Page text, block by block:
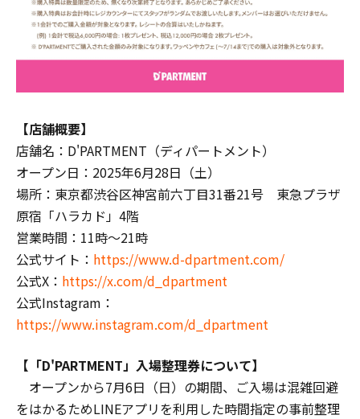
【店舗概要】
店舗名：D'PARTMENT（ディパートメント）
オープン日：2025年6月28日（土）
場所：東京都渋谷区神宮前六丁目31番21号 東急プラザ
原宿「ハラカド」4階
営業時間：11時〜21時
公式サイト： https://www.d-dpartment.com/
公式X： https://x.com/d_dpartment
公式Instagram：
https://www.instagram.com/d_dpartment
【「D'PARTMENT」入場整理券について】
オープンから7月6日（日）の期間、ご入場は混雑回避
をはかるためLINEアプリを利用した時間指定の事前整理